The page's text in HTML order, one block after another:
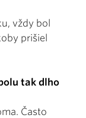
vždy bol
prišiel
tak dlho
Často